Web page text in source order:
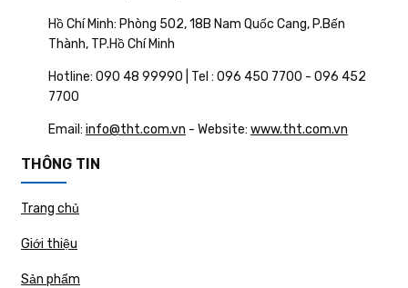
Hồ Chí Minh: Phòng 502, 18B Nam Quốc Cang, P.Bến
Thành, TP.Hồ Chí Minh
Hotline: 090 48 99990 | Tel : 096 450 7700 - 096 452
7700
Email: info@tht.com.vn - Website: www.tht.com.vn
THÔNG TIN
Trang chủ
Giới thiệu
Sản phẩm